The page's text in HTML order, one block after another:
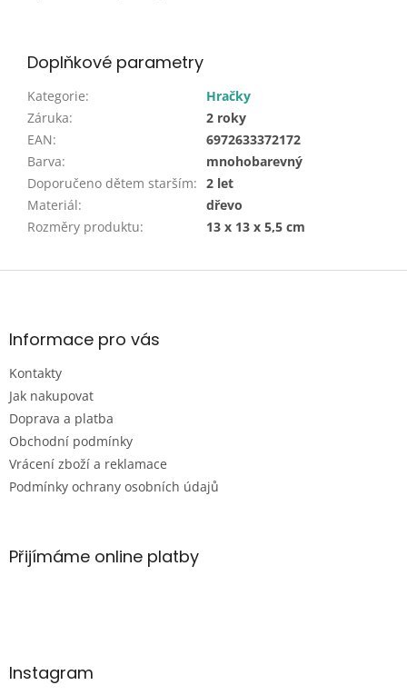
Doplňkové parametry
Kategorie:
Hračky
Záruka:
2 roky
EAN:
6972633372172
Barva:
mnohobarevný
Doporučeno dětem starším: 2 let
Materiál:
dřevo
Rozměry produktu: 13 x 13 x 5,5 cm
Z
aInformace pro vás
Kontakty
Jak nakupovat
Doprava a platba
Obchodní podmínky
Vrácení zboží a reklamace
Podmínky ochrany osobních údajů
Přijímáme online platby
Instagram